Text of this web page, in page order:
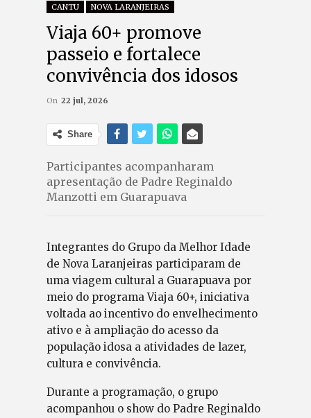
CANTU NOVA LARANJEIRAS
Viaja 60+ promove
passeio e fortalece
convivência dos idosos
On 22 jul, 2026
Share
Participantes acompanharam
apresentação de Padre Reginaldo
Manzotti em Guarapuava
Integrantes do Grupo da Melhor Idade
de Nova Laranjeiras participaram de
uma viagem cultural a Guarapuava por
meio do programa Viaja 60+, iniciativa
voltada ao incentivo do envelhecimento
ativo e à ampliação do acesso da
população idosa a atividades de lazer,
cultura e convivência.
Durante a programação, o grupo
acompanhou o show do Padre Reginaldo